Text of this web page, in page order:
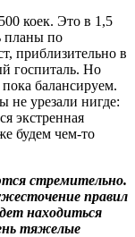
коек. Это в 1,5
планы по
приблизительно в
госпиталь. Но
балансируем.
не урезали нигде:
экстренная
будем чем-то
стремительно.
правил
находиться
тяжелые